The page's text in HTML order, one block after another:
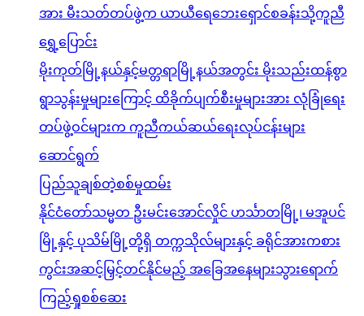
အား မီးသတ်တပ်ဖွဲ့က ယာယီရေဘေးရှောင်စခန်းသို့ကူညီ
ရွှေ့ပြောင်း
မိုးကုတ်မြို့နယ်နှင့်မတ္တရာမြို့နယ်အတွင်း မိုးသည်းထန်စွာ
ရွာသွန်းမှုများကြောင့် ထိခိုက်ပျက်စီးမှုများအား လုံခြုံရေး
တပ်ဖွဲ့ဝင်များက ကူညီကယ်ဆယ်ရေးလုပ်ငန်းများ
ဆောင်ရွက်
ပြည်သူချစ်တဲ့စစ်မှုထမ်း
နိုင်ငံတော်သမ္မတ ဦးမင်းအောင်လှိုင် ဟင်္သာတမြို့၊ မအူပင်
မြို့နှင့် ပုသိမ်မြို့တို့ရှိ တက္ကသိုလ်များနှင့် ခရိုင်အားကစား
ကွင်းအဆင့်မြှင့်တင်နိုင်မည့် အခြေအနေများသွားရောက်
ကြည့်ရှုစစ်ဆေး